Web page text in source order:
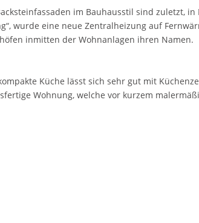
im Bauhausstil sind zuletzt,
wurde eine neue Zentralheizung auf
inmitten der Wohnanlagen ihren Namen.
Küche lässt sich sehr gut mit
Wohnung, welche vor kurzem